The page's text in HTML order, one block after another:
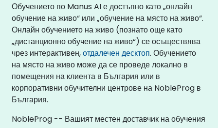
Обучението по Manus AI е достъпно като „онлайн
обучение на живо“ или „обучение на място на живо“.
Онлайн обучението на живо (познато още като
„дистанционно обучение на живо“) се осъществява
чрез интерактивен,отдалечен десктоп. Обучението
на място на живо може да се проведе локално в
помещения на клиента в България или в
корпоративни обучителни центрове на NobleProg в
България.
NobleProg -- Вашият местен доставчик на обучения